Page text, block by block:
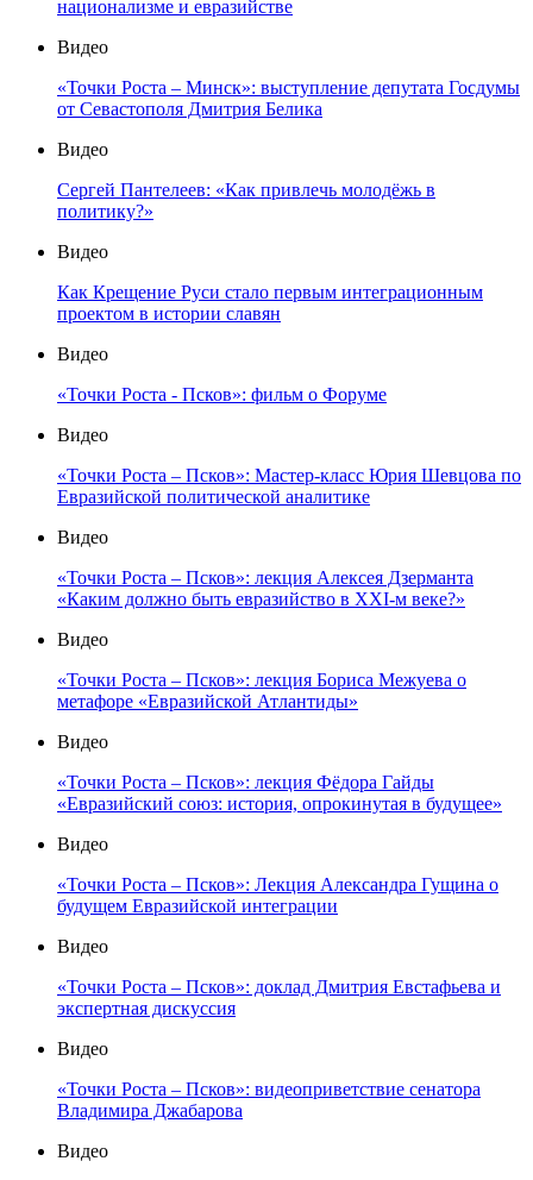
национализме и евразийстве
Видео
«Точки Роста – Минск»: выступление депутата Госдумы
от Севастополя Дмитрия Белика
Видео
Сергей Пантелеев: «Как привлечь молодёжь в
политику?»
Видео
Как Крещение Руси стало первым интеграционным
проектом в истории славян
Видео
«Точки Роста - Псков»: фильм о Форуме
Видео
«Точки Роста – Псков»: Мастер-класс Юрия Шевцова по
Евразийской политической аналитике
Видео
«Точки Роста – Псков»: лекция Алексея Дзерманта
«Каким должно быть евразийство в XXI-м веке?»
Видео
«Точки Роста – Псков»: лекция Бориса Межуева о
метафоре «Евразийской Атлантиды»
Видео
«Точки Роста – Псков»: лекция Фёдора Гайды
«Евразийский союз: история, опрокинутая в будущее»
Видео
«Точки Роста – Псков»: Лекция Александра Гущина о
будущем Евразийской интеграции
Видео
«Точки Роста – Псков»: доклад Дмитрия Евстафьева и
экспертная дискуссия
Видео
«Точки Роста – Псков»: видеоприветствие сенатора
Владимира Джабарова
Видео